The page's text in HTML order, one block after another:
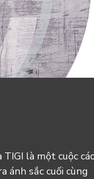
là một cuộc
ánh sắc cuối cùng